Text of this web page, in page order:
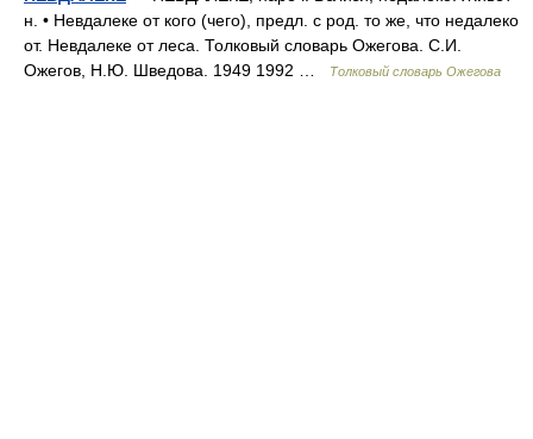
н. • Невдалеке от кого (чего), предл. с род. то же, что недалеко
от. Невдалеке от леса. Толковый словарь Ожегова. С.И.
Ожегов, Н.Ю. Шведова. 1949 1992 …
Толковый словарь Ожегова